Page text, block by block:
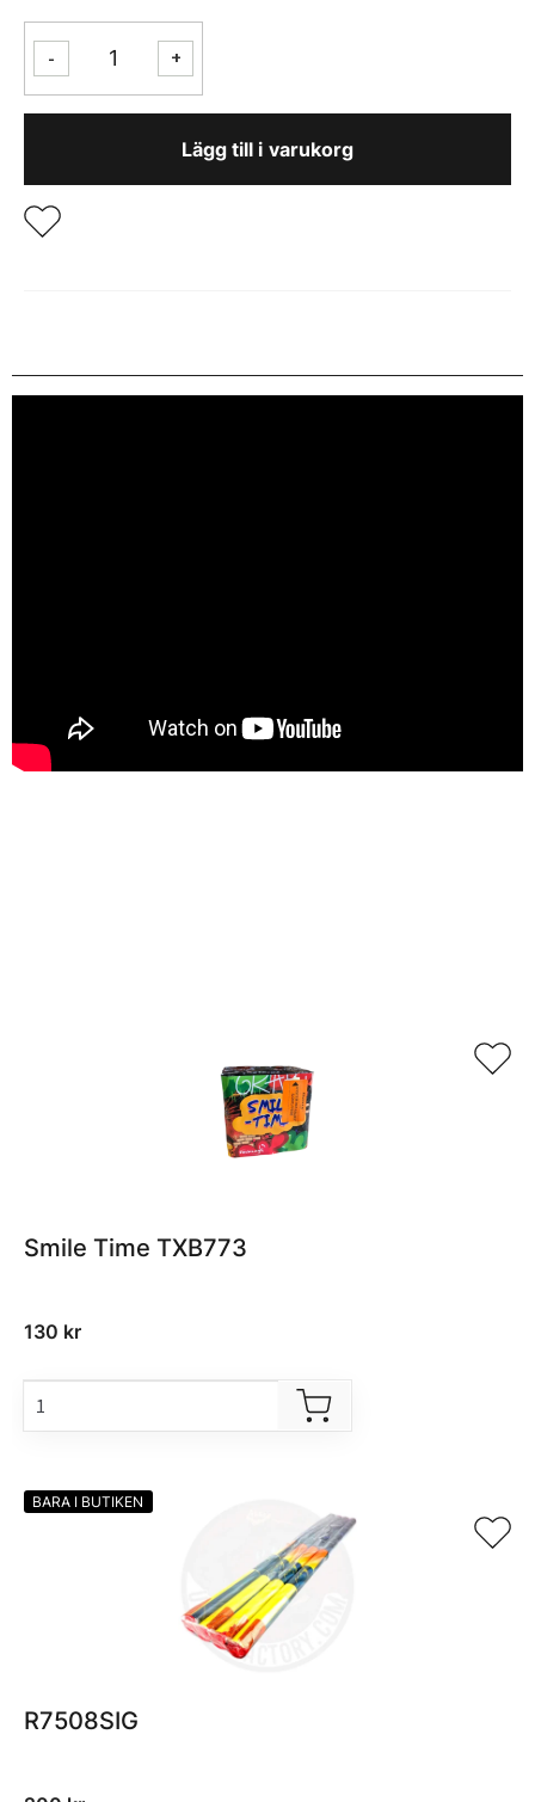
-
TXP448
+
Lägg till i varukorg
Smile Time TXB773
130 kr
R7508SIG
BARA I BUTIKEN